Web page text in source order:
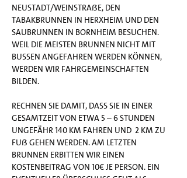
Neustadt/Weinstraße, den
Tabakbrunnen in Herxheim und den
Saubrunnen in Bornheim besuchen.
Weil die meisten Brunnen nicht mit
Bussen angefahren werden können,
werden wir Fahrgemeinschaften
bilden.
Rechnen Sie damit, dass Sie in einer
Gesamtzeit von etwa 5 – 6 Stunden
ungefähr 140 km fahren und  2 km zu
Fuß gehen werden. Am letzten
Brunnen erbitten wir einen
Kostenbeitrag von 10€ je Person. Ein